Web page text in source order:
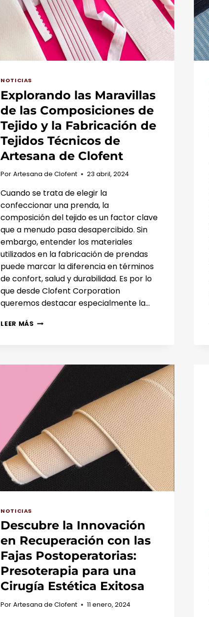
NOTICIAS
Explorando las Maravillas
de las Composiciones de
Tejido y la Fabricación de
Tejidos Técnicos de
Artesana de Clofent
Por Artesana de Clofent 23 abril, 2024
Cuando se trata de elegir la
confeccionar una prenda, la
composición del tejido es un factor clave
que a menudo pasa desapercibido. Sin
embargo, entender los materiales
utilizados en la fabricación de prendas
puede marcar la diferencia en términos
de confort, salud y durabilidad. Es por lo
que desde Clofent Corporation
queremos destacar especialmente la…
LEER MÁS EXPLORANDO
COMPOSICIONES
TEJIDO
Y
LA
FABRICACIÓN
DE
TEJIDOS
TÉCNICOS
DE
ARTESANA
DE
CLOFENT
NOTICIAS
Descubre la Innovación
en Recuperación con las
Fajas Postoperatorias:
Presoterapia para una
Cirugía Estética Exitosa
Por Artesana de Clofent 11 enero, 2024